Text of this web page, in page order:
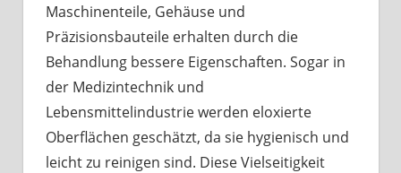
Maschinenteile, Gehäuse und
Präzisionsbauteile erhalten durch die
Behandlung bessere Eigenschaften. Sogar in
der Medizintechnik und
Lebensmittelindustrie werden eloxierte
Oberflächen geschätzt, da sie hygienisch und
leicht zu reinigen sind. Diese Vielseitigkeit